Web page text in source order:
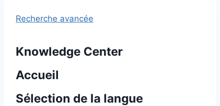
Recherche avancée
Knowledge Center
Accueil
Sélection de la langue